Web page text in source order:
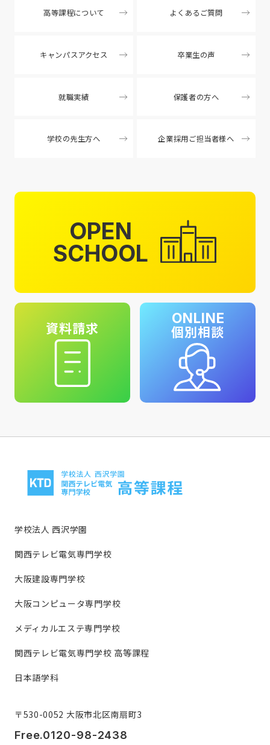
高等課程について よくあるご質問
キャンパスアクセス 卒業生の声
就職実績 保護者の方へ
学校の先生方へ 企業採用ご担当者様へ
OPEN
SCHOOL
資料請求
ONLINE
個別相談
学校法人 西沢学園
関西テレビ電気専門学校
大阪建設専門学校
大阪コンピュータ専門学校
メディカルエステ専門学校
関西テレビ電気専門学校 高等課程
日本語学科
〒530-0052 大阪市北区南扇町3
Free.0120-98-2438